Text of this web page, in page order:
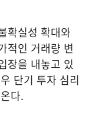
확실성 확대와
적인 거래량 변
장을 내놓고 있
단기 투자 심리
다.